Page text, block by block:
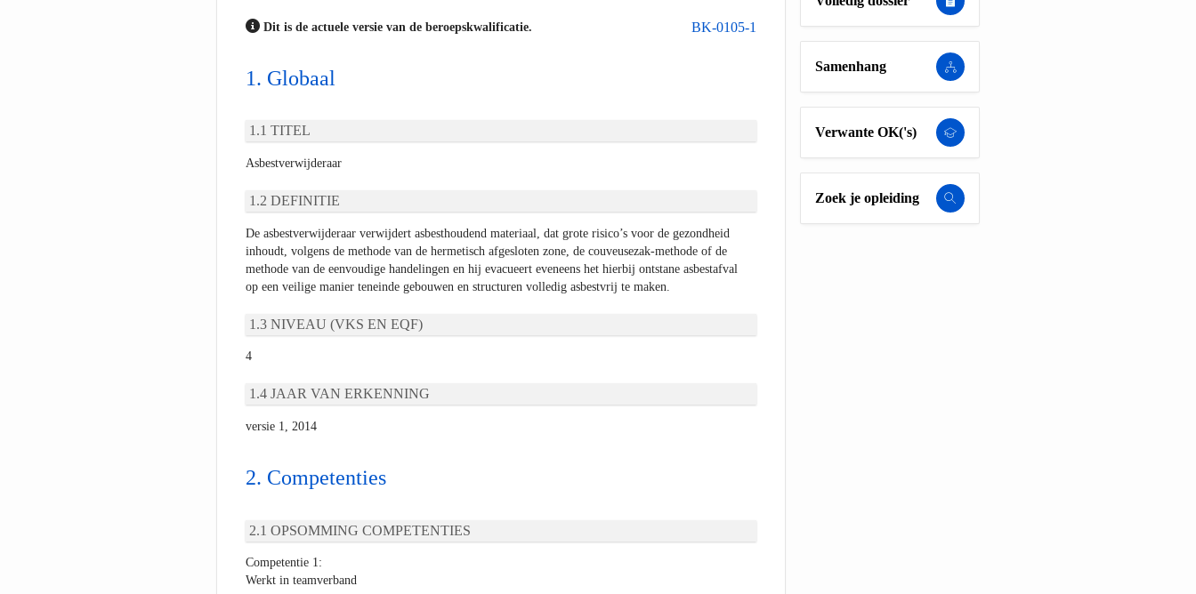
BK-0105-1
Dit is de actuele versie van de beroepskwalificatie.
Globaal
TITEL
Asbestverwijderaar
DEFINITIE
De asbestverwijderaar verwijdert asbesthoudend materiaal, dat grote risico’s voor de gezondheid
inhoudt, volgens de methode van de hermetisch afgesloten zone, de couveusezak-methode of de
methode van de eenvoudige handelingen en hij evacueert eveneens het hierbij ontstane asbestafval
op een veilige manier teneinde gebouwen en structuren volledig asbestvrij te maken.
NIVEAU (VKS EN EQF)
4
JAAR VAN ERKENNING
versie 1, 2014
Competenties
OPSOMMING COMPETENTIES
Competentie 1:
Werkt in teamverband
Samenhang
Verwante OK('s)
Zoek je opleiding